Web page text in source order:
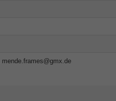
mende.frames@gmx.de